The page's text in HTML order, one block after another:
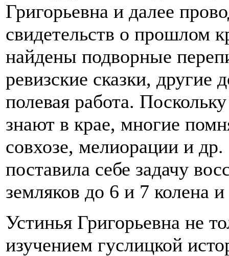
Григорьевна и далее
свидетельств о прошлом
найдены подворные
ревизские сказки,
полевая работа.
знают в крае, многие
совхозе, мелиорации и
поставила себе задачу
земляков до 6 и 7 колена и
Устинья Григорьевна не
изучением гуслицкой